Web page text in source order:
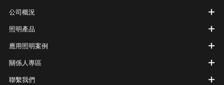
公司概況
照明產品
應用照明案例
關係人專區
聯繫我們